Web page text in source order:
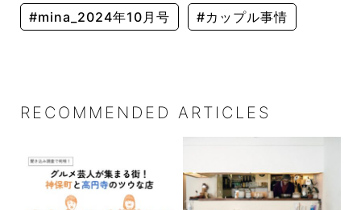
#mina_2024年10月号 #カップル事情
RECOMMENDED ARTICLES